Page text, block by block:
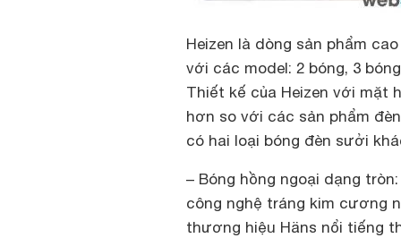
Heizen là dòng sản phẩm
với các model: 2 bóng, 3
Thiết kế của Heizen với mặt
hơn so với các sản phẩm
có hai loại bóng đèn sưởi
– Bóng hồng ngoại dạng tròn
công nghệ tráng kim cương
thương hiệu Häns nổi tiếng